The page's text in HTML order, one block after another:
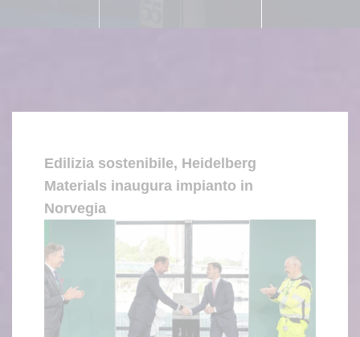
Edilizia sostenibile, Heidelberg
Materials inaugura impianto in
Norvegia